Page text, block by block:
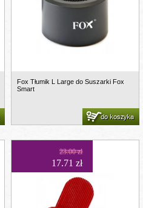
Fox Tłumik L Large do Suszarki Fox
Smart
do koszyka
23.00 zł
17.71 zł